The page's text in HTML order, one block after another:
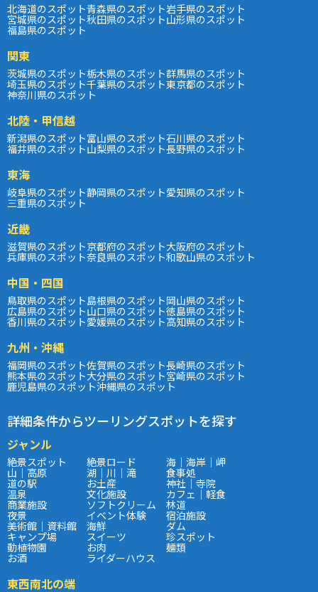
北海道のスポット青森県のスポット岩手県のスポット
宮城県のスポット秋田県のスポット山形県のスポット
福島県のスポット
関東
茨城県のスポット栃木県のスポット群馬県のスポット
埼玉県のスポット千葉県のスポット東京都のスポット
神奈川県のスポット
北陸・甲信越
新潟県のスポット富山県のスポット石川県のスポット
福井県のスポット山梨県のスポット長野県のスポット
東海
岐阜県のスポット静岡県のスポット愛知県のスポット
三重県のスポット
近畿
滋賀県のスポット京都府のスポット大阪府のスポット
兵庫県のスポット奈良県のスポット和歌山県のスポット
中国・四国
鳥取県のスポット島根県のスポット岡山県のスポット
広島県のスポット山口県のスポット徳島県のスポット
香川県のスポット愛媛県のスポット高知県のスポット
九州・沖縄
福岡県のスポット佐賀県のスポット長崎県のスポット
熊本県のスポット大分県のスポット宮崎県のスポット
鹿児島県のスポット沖縄県のスポット
詳細条件からツーリングスポットを探す
ジャンル
絶景スポット 絶景ロード 海｜海岸｜岬
山｜高原 湖｜川｜滝 食事処
道の駅 お土産 神社｜寺院
温泉 文化施設 カフェ｜軽食
商業施設 ソフトクリーム 林道
夜景 イベント体験 宿泊施設
美術館｜資料館 海鮮 ダム
キャンプ場 スイーツ 珍スポット
動植物園 お肉 麺類
お酒 ライダーハウス
東西南北の端